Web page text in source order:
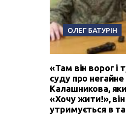
ОЛЕГ БАТУРІН
«Там він ворог і
суду про негайне
Калашникова,
«Хочу жити!»,
утримується в